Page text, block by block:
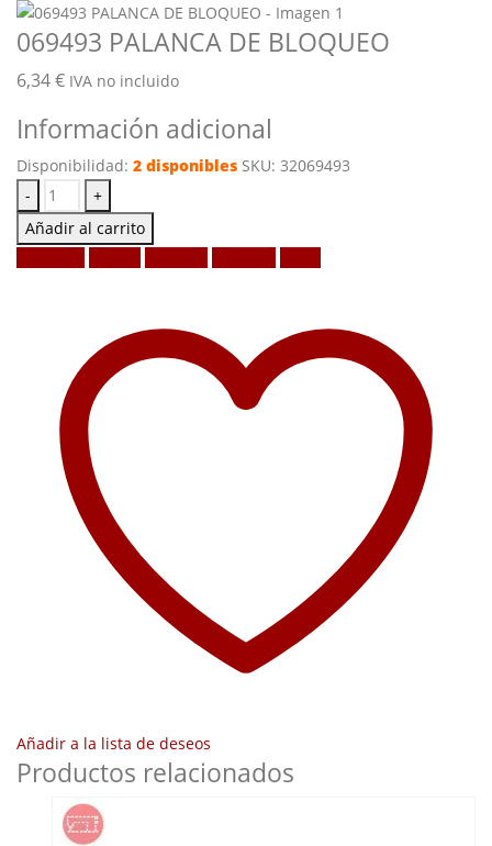
069493 PALANCA DE BLOQUEO
6,34€ IVA no incluido
Información adicional
Disponibilidad: 2 disponibles SKU: 32069493
-
+
Añadir al carrito
Añadir a la lista de deseos
Productos relacionados